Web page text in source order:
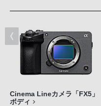
Cinema Lineカメラ「FX5」
ボディ